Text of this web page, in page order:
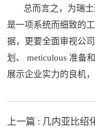
总而言之，为瑞士
是一项系统而细致的
据，更要全面审视公
划、 meticulous 准备
展示企业实力的良机
上一篇 : 几内亚比绍